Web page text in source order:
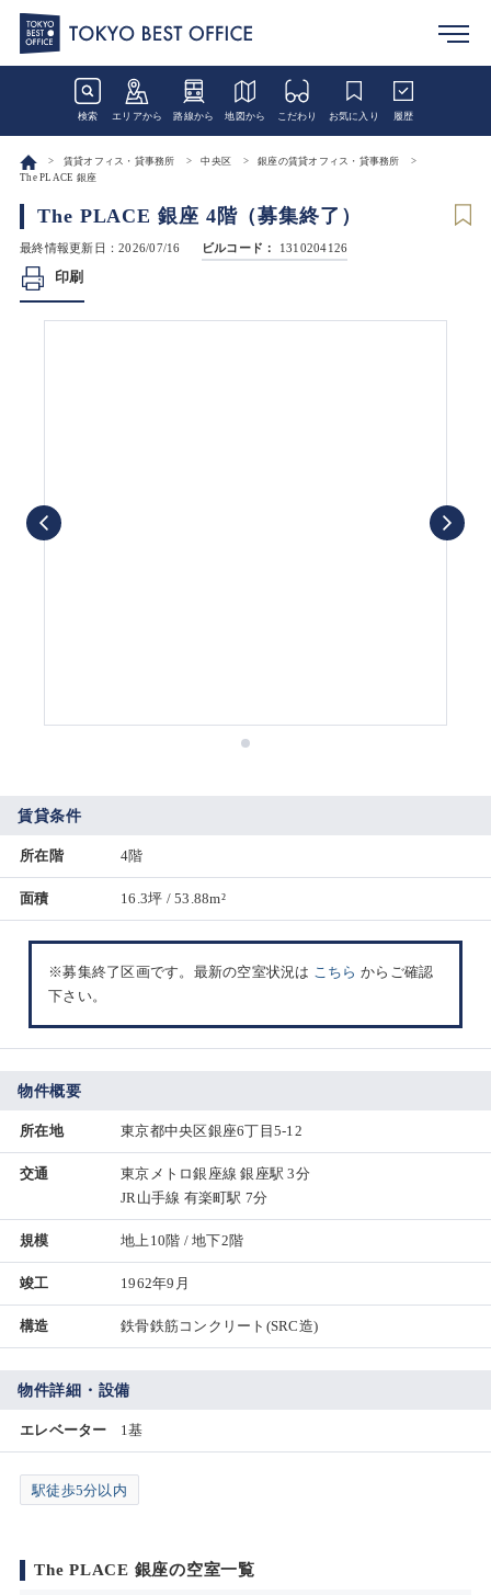
検索 エリアから 路線から 地図から こだわり お気に入り 履歴
賃貸オフィス・貸事務所 中央区
銀座の賃貸オフィス・貸事務所
The PLACE 銀座
The PLACE 銀座 4階（募集終了）
最終情報更新日：2026/07/16 ビルコード： 1310204126
印刷
賃貸条件
所在階 4階
面積 16.3坪 / 53.88m²
※募集終了区画です。最新の空室状況は こちら からご確認
下さい。
物件概要
所在地 東京都中央区銀座6丁目5-12
交通
東京メトロ銀座線 銀座駅 3分
JR山手線 有楽町駅 7分
規模 地上10階 / 地下2階
竣工 1962年9月
構造 鉄骨鉄筋コンクリート(SRC造)
物件詳細・設備
エレベーター 1基
駅徒歩5分以内
The PLACE 銀座の空室一覧